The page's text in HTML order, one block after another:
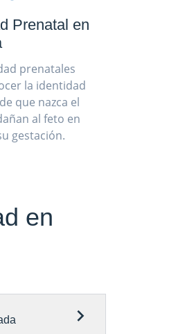
Prenatal en
prenatales
la identidad
que nazca el
al feto en
gestación.
en